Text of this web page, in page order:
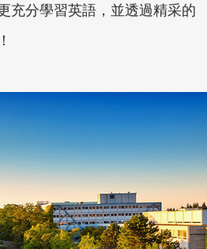
充分學習英語，並透過精采的